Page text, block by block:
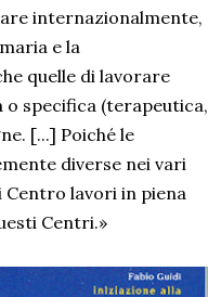
internazionalmente,
e la
quelle di lavorare
specifica (terapeutica,
[...] Poiché le
diverse nei vari
Centro lavori in piena
Centri.»